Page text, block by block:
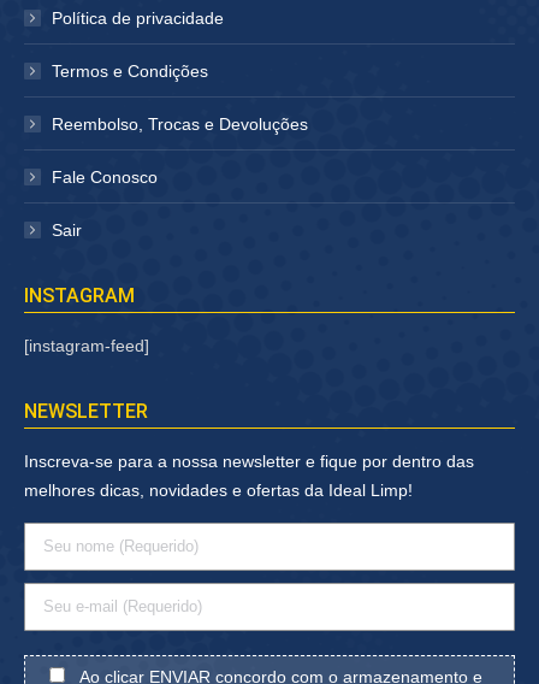
Política de privacidade
Termos e Condições
Reembolso, Trocas e Devoluções
Fale Conosco
Sair
INSTAGRAM
[instagram-feed]
NEWSLETTER
Inscreva-se para a nossa newsletter e fique por dentro das
melhores dicas, novidades e ofertas da Ideal Limp!
Ao clicar ENVIAR concordo com o armazenamento e